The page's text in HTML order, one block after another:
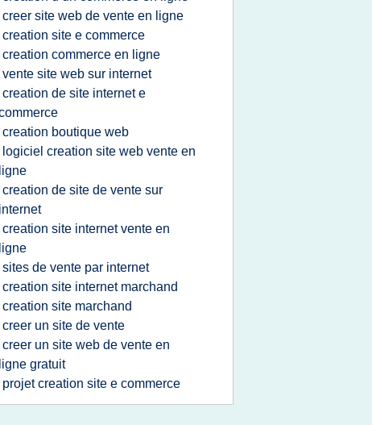
creer site web de vente en ligne
creation site e commerce
creation commerce en ligne
vente site web sur internet
creation de site internet e
creation boutique web
logiciel creation site web vente en
ligne
creation de site de vente sur
internet
creation site internet vente en
ligne
sites de vente par internet
creation site internet marchand
creation site marchand
creer un site de vente
creer un site web de vente en
ligne gratuit
projet creation site e commerce